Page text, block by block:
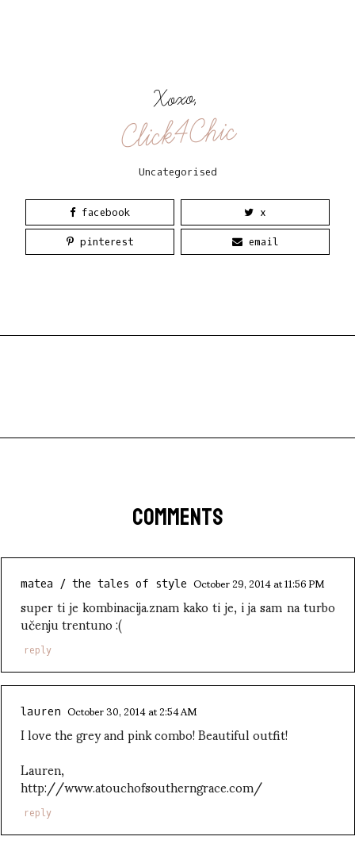
Xoxo,
Click4Chic
Uncategorised
facebook x
pinterest email
COMMENTS
matea / the tales of style October 29, 2014 at 11:56 PM
super ti je kombinacija.znam kako ti je, i ja sam na turbo
učenju trentuno :(
reply
lauren October 30, 2014 at 2:54 AM
I love the grey and pink combo! Beautiful outfit!
Lauren,
http://www.atouchofsoutherngrace.com/
reply